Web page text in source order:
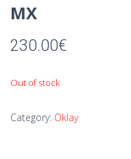
MX
230.00€
Out of stock
Category: Oklay